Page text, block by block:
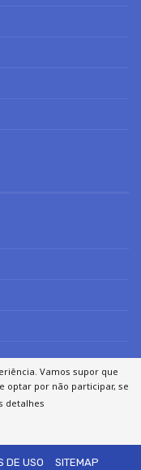
DE USO SITEMAP
Vamos supor que
optar por não participar, se
detalhes